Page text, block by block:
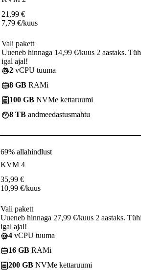
21,99 €
7,79 €/kuus
Vali pakett
Uueneb hinnaga 14,99 €/kuus 2 aastaks.
igal ajal!
2 vCPU tuuma
8 GB RAMi
100 GB NVMe kettaruumi
8 TB andmeedastusmahtu
69% allahindlust
KVM 4
35,99 €
10,99 €/kuus
Vali pakett
Uueneb hinnaga 27,99 €/kuus 2 aastaks.
igal ajal!
4 vCPU tuuma
16 GB RAMi
200 GB NVMe kettaruumi